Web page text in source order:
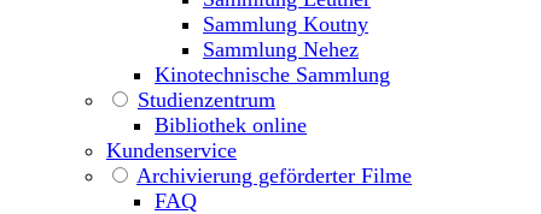
Sammlung Koutny
Sammlung Nehez
Kinotechnische Sammlung
Studienzentrum
Bibliothek online
Kundenservice
Archivierung geförderter Filme
FAQ